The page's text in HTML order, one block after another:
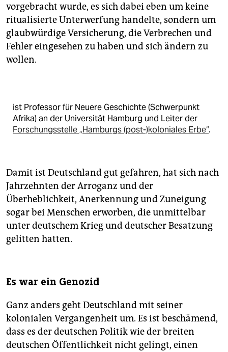
vorgebracht wurde, es sich dabei eben um keine
ritualisierte Unterwerfung handelte, sondern um
glaubwürdige Versicherung, die Verbrechen und
Fehler eingesehen zu haben und sich ändern zu
wollen.
ist Professor für Neuere Geschichte (Schwerpunkt
Afrika) an der Universität Hamburg und Leiter der
Forschungsstelle „Hamburgs (post-)koloniales Erbe“.
Damit ist Deutschland gut gefahren, hat sich nach
Jahrzehnten der Arroganz und der
Überheblichkeit, Anerkennung und Zuneigung
sogar bei Menschen erworben, die unmittelbar
unter deutschem Krieg und deutscher Besatzung
gelitten hatten.
Es war ein Genozid
Ganz anders geht Deutschland mit seiner
kolonialen Vergangenheit um. Es ist beschämend,
dass es der deutschen Politik wie der breiten
deutschen Öffentlichkeit nicht gelingt, einen